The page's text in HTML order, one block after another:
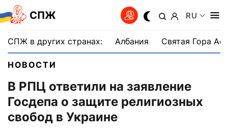
СПЖ RU
СПЖ в других странах: Албания Святая Гора
НОВОСТИ
В РПЦ ответили на заявление
Госдепа о защите религиозных
свобод в Украине